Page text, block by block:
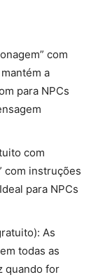
com
a
para NPCs
com
com instruções
para NPCs
As
todas as
quando for